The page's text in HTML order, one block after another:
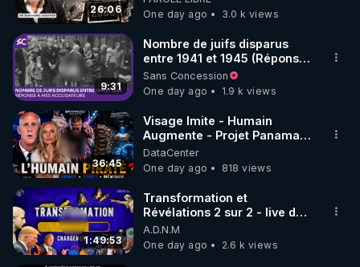
26:06
jusqu où auront-t-il ?
One day ago
3.0 k views
9:31
Nombre de juifs disparus
entre 1941 et 1945 (Réponse
à mes accusateurs)
Sans Concession
One day ago
1.9 k views
36:45
Visage Imite - Humain
Augmente - Projet Panama
AI - Bienvenue dans la
dystopie - Mazikeen
DataCenter
One day ago
818 views
1:49:53
Transformation et
Révélations 2 sur 2 - live du
07/08/26
A.D.N.M
One day ago
2.6 k views